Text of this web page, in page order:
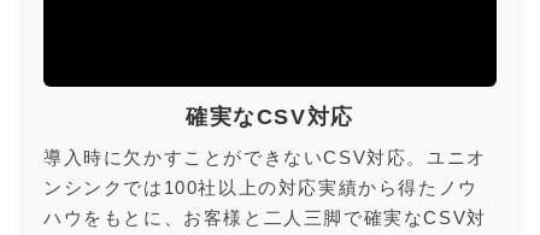
確実なCSV対応
導入時に欠かすことができないCSV対応。ユニオ
ンシンクでは100社以上の対応実績から得たノウ
ハウをもとに、お客様と二人三脚で確実なCSV対